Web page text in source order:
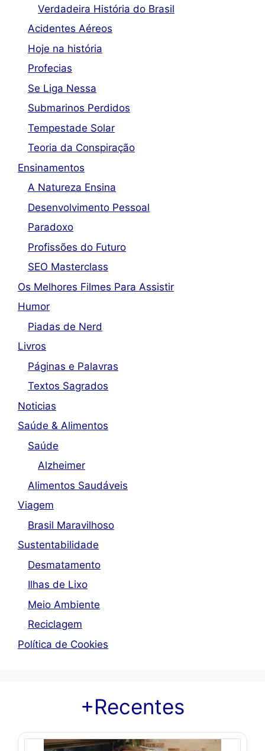
Verdadeira História do Brasil
Acidentes Aéreos
Hoje na história
Profecias
Se Liga Nessa
Submarinos Perdidos
Tempestade Solar
Teoria da Conspiração
Ensinamentos
A Natureza Ensina
Desenvolvimento Pessoal
Paradoxo
Profissões do Futuro
SEO Masterclass
Os Melhores Filmes Para Assistir
Humor
Piadas de Nerd
Livros
Páginas e Palavras
Textos Sagrados
Noticias
Saúde & Alimentos
Saúde
Alzheimer
Alimentos Saudáveis
Viagem
Brasil Maravilhoso
Sustentabilidade
Desmatamento
Ilhas de Lixo
Meio Ambiente
Reciclagem
Política de Cookies
+Recentes